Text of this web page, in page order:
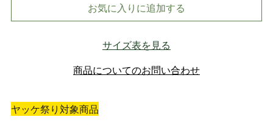
お気に入りに追加する
サイズ表を見る
商品についてのお問い合わせ
ヤッケ祭り対象商品